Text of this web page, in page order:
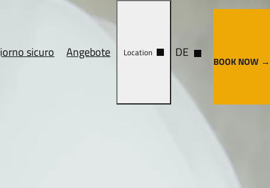
sicuro Angebote Location
Cosa vedere
Come arrivare
DE
BOOK NOW